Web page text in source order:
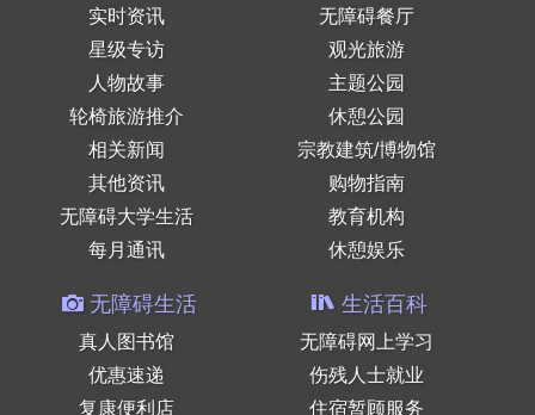
实时资讯
星级专访
人物故事
轮椅旅游推介
相关新闻
其他资讯
无障碍大学生活
每月通讯
无障碍餐厅
观光旅游
主题公园
休憩公园
宗教建筑/博物馆
购物指南
教育机构
休憩娱乐
无障碍生活
真人图书馆
优惠速递
复康便利店
生活百科
无障碍网上学习
伤残人士就业
住宿暂顾服务